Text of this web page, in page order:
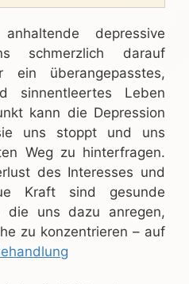
depressive
schmerzlich darauf
überangepasstes,
sinnentleertes Leben
kann die Depression
uns stoppt und uns
Weg zu hinterfragen.
des Interesses und
Kraft sind gesunde
die uns dazu anregen,
zu konzentrieren – auf